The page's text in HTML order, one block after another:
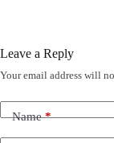
Leave a Reply
Your email address will
Name*